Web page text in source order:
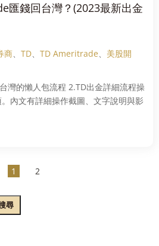
匯錢回台灣？(2023最新出金
商、 TD、 TD Ameritrade、 美股開
灣的懶人包流程 2.TD出金詳細流程操
內文有詳細操作截圖、文字說明與影
1 2
尋